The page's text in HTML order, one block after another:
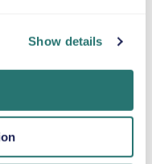
Show details
för resenärer
en avslappnad
stadens gator